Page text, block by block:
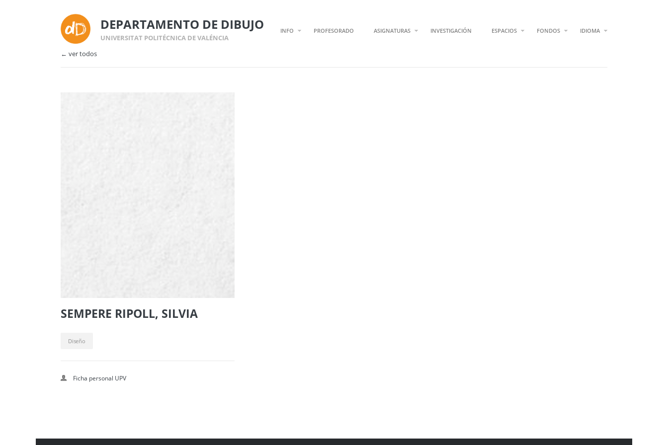
DEPARTAMENTO DE DIBUJO
UNIVERSITAT POLITÉCNICA DE VALÉNCIA
INFO PROFESORADO ASIGNATURAS INVESTIGACIÓN ESPACIOS FONDOS IDIOMA
← ver todos
SEMPERE RIPOLL, SILVIA
Diseño
Ficha personal UPV